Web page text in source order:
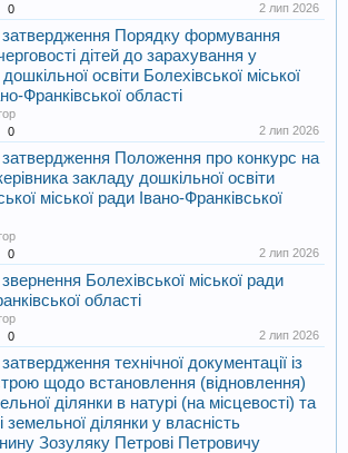
0 2 лип 2026
Порядку формування
дітей до зарахування у
освіти Болехівської міської
Франківської області
0 2 лип 2026
Положення про конкурс на
закладу дошкільної освіти
міської ради Івано-Франківської
0 2 лип 2026
Болехівської міської ради
області
0 2 лип 2026
технічної документації із
щодо встановлення (відновлення)
ділянки в натурі (на місцевості) та
земельної ділянки у власність
Зозуляку Петрові Петровичу